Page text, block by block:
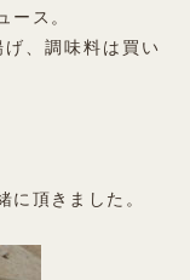
ース。
、調味料は買い
に頂きました。